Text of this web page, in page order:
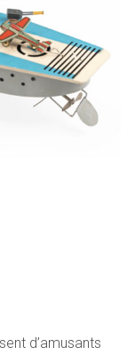
d’amusants